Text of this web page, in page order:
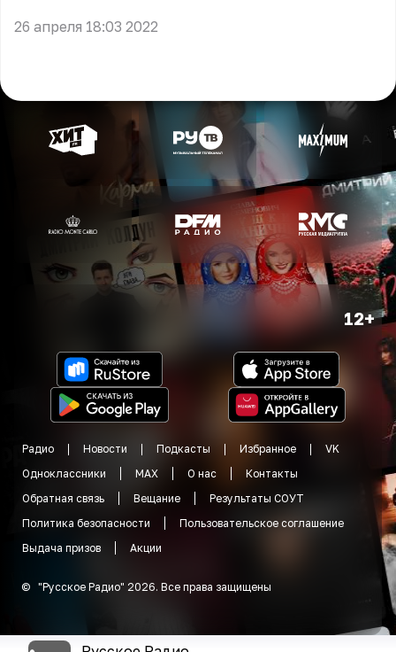
26 апреля 18:03 2022
12+
Радио Новости Подкасты Избранное
VK
Одноклассники
MAX О нас
Контакты
Обратная связь
Вещание
Результаты СОУТ
Политика безопасности
Пользовательское соглашение
Выдача призов
Акции
© "Русское Радио" 2026. Все права защищены